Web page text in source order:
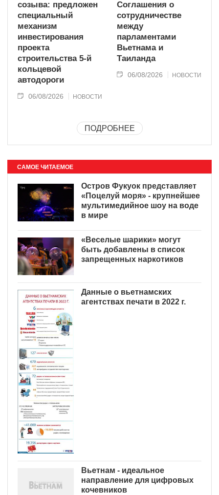
созыва: предложен
специальный
механизм
инвестирования
проекта
строительства 5-й
кольцевой
автодороги
06/08/2026 НОВОСТИ
Соглашения о
сотрудничестве
между
парламентами
Вьетнама и
Таиланда
06/08/2026 НОВОСТИ
ПОДРОБНЕЕ
САМОЕ ЧИТАЕМОЕ
Остров Фукуок представляет
«Поцелуй моря» - крупнейшее
мультимедийное шоу на воде
в мире
«Веселые шарики» могут
быть добавлены в список
запрещенных наркотиков
Данные о вьетнамских
агентствах печати в 2022 г.
Вьетнам - идеальное
направление для цифровых
кочевников